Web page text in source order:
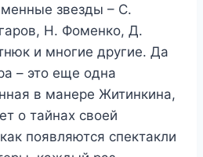
звезды – С.
Н. Фоменко, Д.
и многие другие. Да
– это еще одна
в манере Житинкина,
о тайнах своей
появляются спектакли